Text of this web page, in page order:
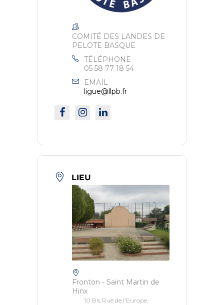
COMITÉ DES LANDES DE
PELOTE BASQUE
TÉLÉPHONE
05 58 77 18 54
EMAIL
ligue@llpb.fr
LIEU
Fronton - Saint Martin de
Hinx
10 Bis Rue de l'Europe,